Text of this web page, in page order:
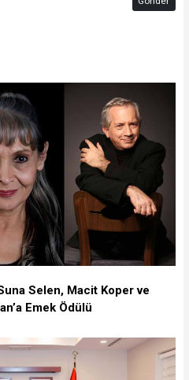
Selen, Macit Koper ve
Emek Ödülü